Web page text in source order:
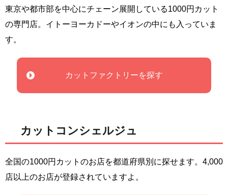
東京や都市部を中心にチェーン展開している1000円カット
の専門店。イトーヨーカドーやイオンの中にも入っていま
す。
カットファクトリーを探す
カットコンシェルジュ
全国の1000円カットのお店を都道府県別に探せます。4,000
店以上のお店が登録されていますよ。